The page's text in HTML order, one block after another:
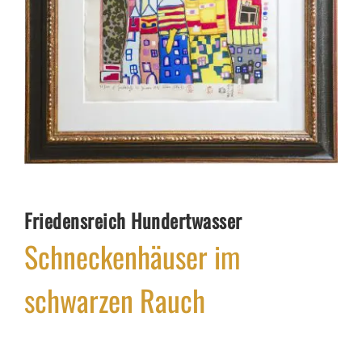
Friedensreich Hundertwasser
Schneckenhäuser im
schwarzen Rauch